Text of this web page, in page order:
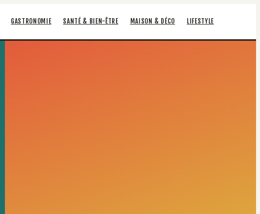
GASTRONOMIE SANTÉ & BIEN-ÊTRE MAISON & DÉCO LIFESTYLE